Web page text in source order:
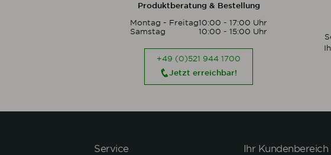
Produktberatung & Bestellung
Montag - Freitag10:00 - 17:00 Uhr
Samstag
10:00 - 15:00 Uhr
+49 (0)521 944 1700
Jetzt erreichbar!
Service Ihr Kundenbereich